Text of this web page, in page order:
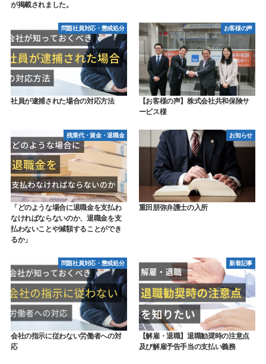
が掲載されました。
問題社員対応・懲戒処分
社員が逮捕された場合の対応方法
お客様の声
【お客様の声】株式会社共和保険サ
ービス様
残業代・賃金・退職金
「どのような場合に退職金を支払わ
なければならないのか、退職金を支
払わないことや減額することができ
るか」
お知らせ
重田朋弥弁護士の入所
問題社員対応・懲戒処分
会社の指示に従わない労働者への対
応
新着記事
【解雇・退職】退職勧奨時の注意点
及び解雇予告手当の支払い義務